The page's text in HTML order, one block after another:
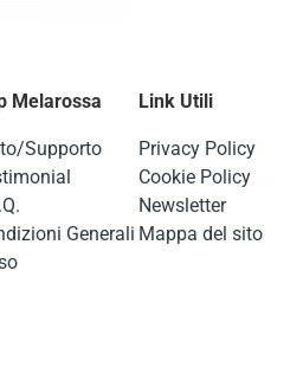
Melarossa
Supporto
Generali
Link Utili
Privacy Policy
Cookie Policy
Newsletter
Mappa del sito